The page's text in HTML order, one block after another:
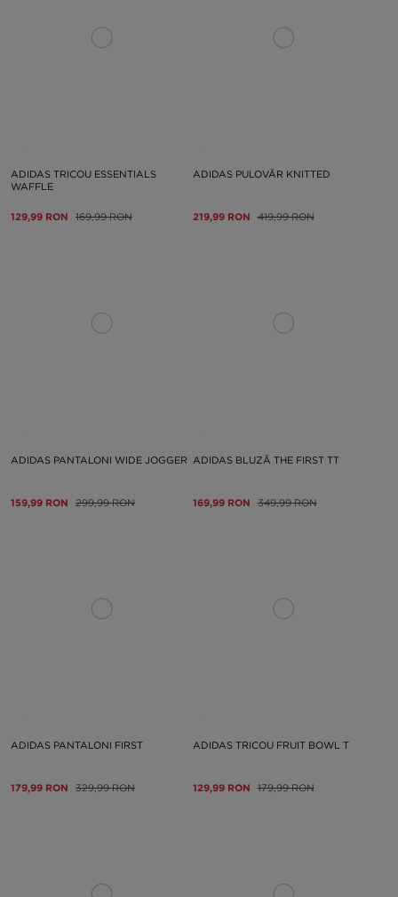
ADIDAS TRICOU ESSENTIALS
WAFFLE
129,99 RON 169,99 RON
ADIDAS PULOVĂR KNITTED
219,99 RON 419,99 RON
ADIDAS PANTALONI WIDE JOGGER
159,99 RON 299,99 RON
ADIDAS BLUZĂ THE FIRST TT
169,99 RON 349,99 RON
ADIDAS PANTALONI FIRST
179,99 RON 329,99 RON
ADIDAS TRICOU FRUIT BOWL T
129,99 RON 179,99 RON